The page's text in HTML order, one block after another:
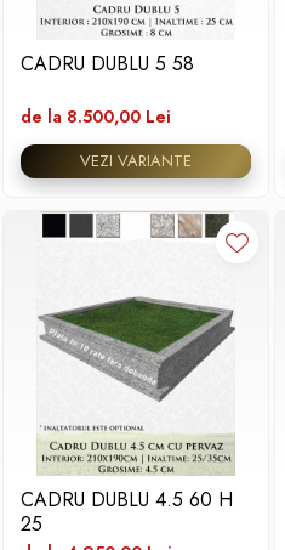
Placa memoriala
Placute ABS personalizate
Solutii intretinere granit si
marmura
CADRU DUBLU 5 58
de la 8.500,00 Lei
VEZI VARIANTE
CADRU DUBLU 4.5 60 H
25